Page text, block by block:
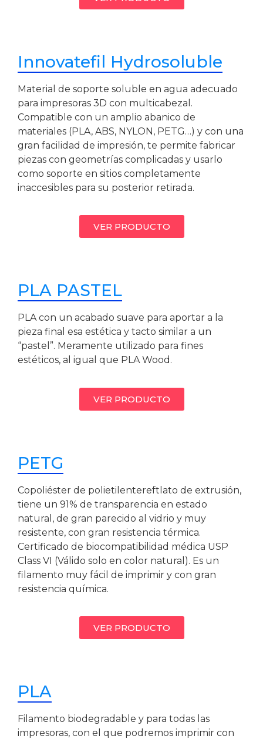
Innovatefil Hydrosoluble
Material de soporte soluble en agua adecuado
para impresoras 3D con multicabezal.
Compatible con un amplio abanico de
materiales (PLA, ABS, NYLON, PETG…) y con una
gran facilidad de impresión, te permite fabricar
piezas con geometrías complicadas y usarlo
como soporte en sitios completamente
inaccesibles para su posterior retirada.
VER PRODUCTO
PLA PASTEL
PLA con un acabado suave para aportar a la
pieza final esa estética y tacto similar a un
“pastel”. Meramente utilizado para fines
estéticos, al igual que PLA Wood.
VER PRODUCTO
PETG
Copoliéster de polietilentereftlato de extrusión,
tiene un 91% de transparencia en estado
natural, de gran parecido al vidrio y muy
resistente, con gran resistencia térmica.
Certificado de biocompatibilidad médica USP
Class VI (Válido solo en color natural). Es un
filamento muy fácil de imprimir y con gran
resistencia química.
VER PRODUCTO
PLA
Filamento biodegradable y para todas las
impresoras, con el que podremos imprimir con